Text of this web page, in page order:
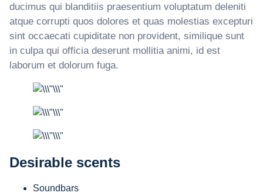
ducimus qui blanditiis praesentium voluptatum deleniti
atque corrupti quos dolores et quas molestias excepturi
sint occaecati cupiditate non provident, similique sunt
in culpa qui officia deserunt mollitia animi, id est
laborum et dolorum fuga.
Desirable scents
Soundbars